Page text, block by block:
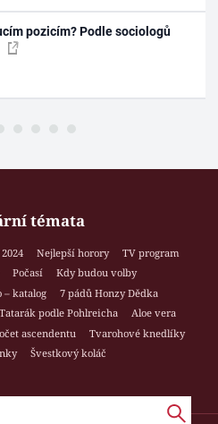
pozicím? Podle sociologů
témata
Nejlepší horory
TV program
Počasí
Kdy budou volby
– katalog
7 pádů Honzy Dědka
Tatarák podle Pohlreicha
Aloe vera
ascendentu
Tvarohové knedlíky
Švestkový koláč